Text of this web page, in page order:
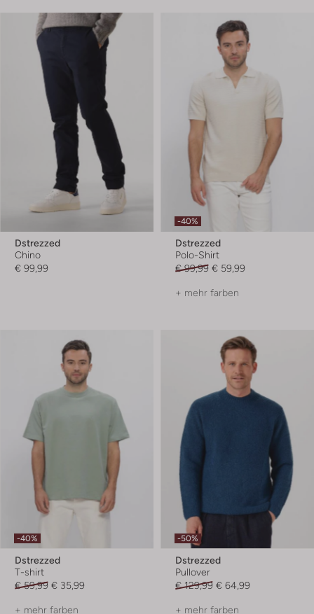
Dstrezzed
Chino
€ 99,99
-40%
Dstrezzed
Polo-Shirt
€ 99,99 € 59,99
+ mehr farben
-40%
Dstrezzed
T-shirt
€ 59,99 € 35,99
+ mehr farben
-50%
Dstrezzed
Pullover
€ 129,99 € 64,99
+ mehr farben